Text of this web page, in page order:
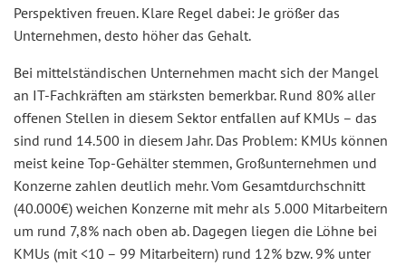
Perspektiven freuen. Klare Regel dabei: Je größer das
Unternehmen, desto höher das Gehalt.
Bei mittelständischen Unternehmen macht sich der Mangel
an IT-Fachkräften am stärksten bemerkbar. Rund 80% aller
offenen Stellen in diesem Sektor entfallen auf KMUs – das
sind rund 14.500 in diesem Jahr. Das Problem: KMUs können
meist keine Top-Gehälter stemmen, Großunternehmen und
Konzerne zahlen deutlich mehr. Vom Gesamtdurchschnitt
(40.000€) weichen Konzerne mit mehr als 5.000 Mitarbeitern
um rund 7,8% nach oben ab. Dagegen liegen die Löhne bei
KMUs (mit <10 – 99 Mitarbeitern) rund 12% bzw. 9% unter